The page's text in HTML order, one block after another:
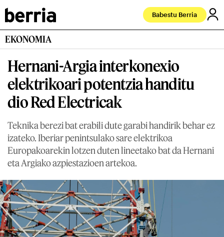
Babestu Berria
EKONOMIA
Hernani-Argia interkonexio
elektrikoari potentzia handitu
dio Red Electricak
Teknika berezi bat erabili dute garabi handirik behar ez
izateko. Iberiar penintsulako sare elektrikoa
Europakoarekin lotzen duten lineetako bat da Hernani
eta Argiako azpiestazioen artekoa.